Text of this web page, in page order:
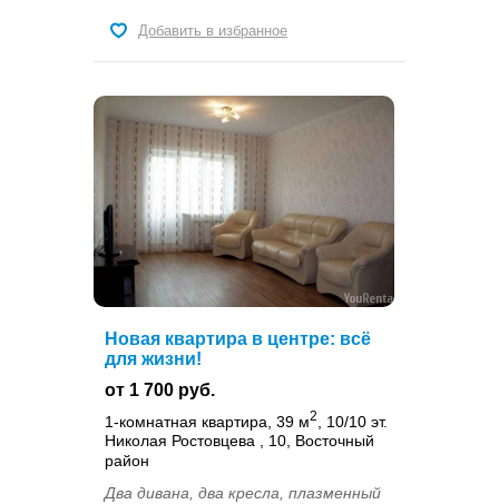
Добавить в избранное
Новая квартира в центре: всё
для жизни!
от 1 700 руб.
1-комнатная квартира, 39 м2
, 10/10 эт.
Николая Ростовцева , 10, Восточный
район
Два дивана, два кресла, плазменный